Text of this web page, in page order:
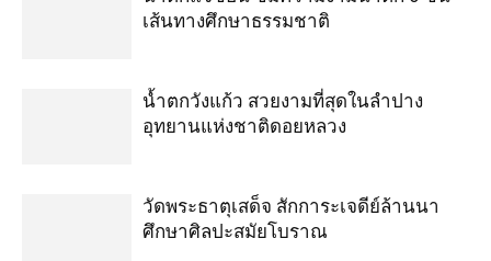
เส้นทางศึกษาธรรมชาติ
น้ำตกวังแก้ว สวยงามที่สุดในลำปาง
อุทยานแห่งชาติดอยหลวง
วัดพระธาตุเสด็จ สักการะเจดีย์ล้านนา
ศึกษาศิลปะสมัยโบราณ